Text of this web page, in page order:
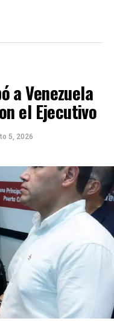
a Venezuela
el Ejecutivo
5, 2026